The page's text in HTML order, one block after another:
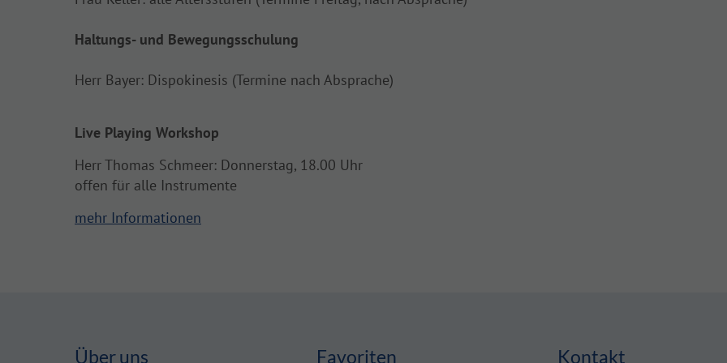
Haltungs- und Bewegungsschulung
Herr Bayer: Dispokinesis (Termine nach Absprache)
Live Playing Workshop
Herr Thomas Schmeer: Donnerstag, 18.00 Uhr
offen für alle Instrumente
mehr Informationen
Über uns Favoriten Kontakt